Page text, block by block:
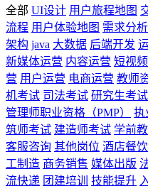
全部 UI设计 用户旅程地图
流程 用户体验地图 需求分析
架构 java 大数据 后端开发
新媒体运营 内容运营 短视
营 用户运营 电商运营 教师
机考试 司法考试 研究生考试
管理师职业资格（PMP）
执
筑师考试 建造师考试 学前
客服咨询 其他岗位 酒店餐饮
工制造 商务销售 媒体出版
流快递 团建培训 技能提升